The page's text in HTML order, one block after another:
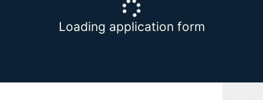
Loading application form